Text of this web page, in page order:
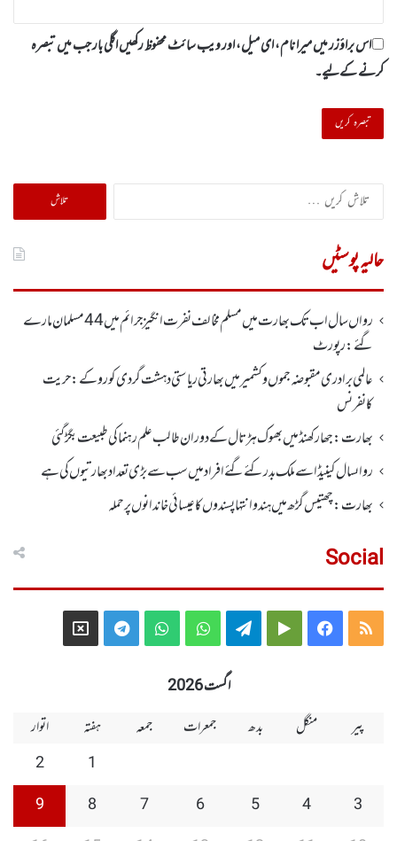
اس براؤزر میں میرا نام، ای میل، اور ویب سائٹ محفوظ رکھیں اگلی بار جب میں تبصرہ
کرنے کےلیے۔
تلاش
کریں
حالیہ پوسٹیں
رواں سال اب تک بھارت میں مسلم مخالف نفرت انگیز جرائم میں 44 مسلمان مارے
گئے: رپورٹ
عالمی برادری مقبوضہ جموں وکشمیر میں بھارتی ریاستی دہشت گردی کو روکے : حریت
کانفرنس
بھارت :جھارکھنڈمیں بھوک ہڑتال کے دوران طالب علم رہنما کی طبیعت بگڑ گئی
رواںسال کینیڈا سے ملک بدر کئے گئے افراد میں سب سے بڑی تعداد بھارتیوں کی ہے
بھارت :چھتیس گڑھ میں ہندو انتہاپسندوں کا عیسائی خاندانوں پر حملہ
Social
RSS
Facebook
Google
Telegram
WhatsApp
WhatsApp
Telegram
X
اگست 2026
پیر
منگل بدھ جمعرات جمعہ ہفتہ
اتوار
1
2
3
4
5
6
7
8
9